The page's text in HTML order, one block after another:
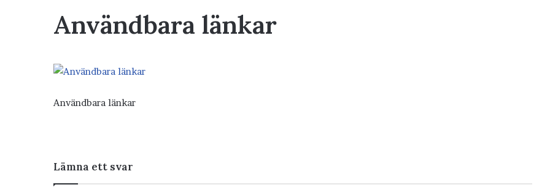
Användbara länkar
Användbara länkar
Lämna ett svar